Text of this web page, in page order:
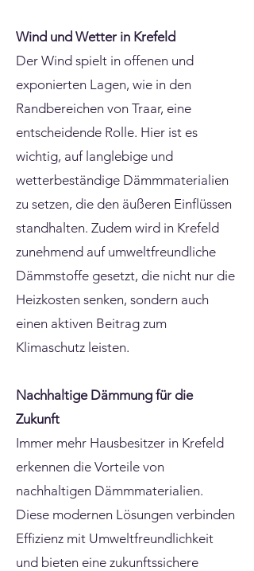
Wind und Wetter in Krefeld
Der Wind spielt in offenen und
exponierten Lagen, wie in den
Randbereichen von Traar, eine
entscheidende Rolle. Hier ist es
wichtig, auf langlebige und
wetterbeständige Dämmmaterialien
zu setzen, die den äußeren Einflüssen
standhalten. Zudem wird in Krefeld
zunehmend auf umweltfreundliche
Dämmstoffe gesetzt, die nicht nur die
Heizkosten senken, sondern auch
einen aktiven Beitrag zum
Klimaschutz leisten.
Nachhaltige Dämmung für die
Zukunft
Immer mehr Hausbesitzer in Krefeld
erkennen die Vorteile von
nachhaltigen Dämmmaterialien.
Diese modernen Lösungen verbinden
Effizienz mit Umweltfreundlichkeit
und bieten eine zukunftssichere